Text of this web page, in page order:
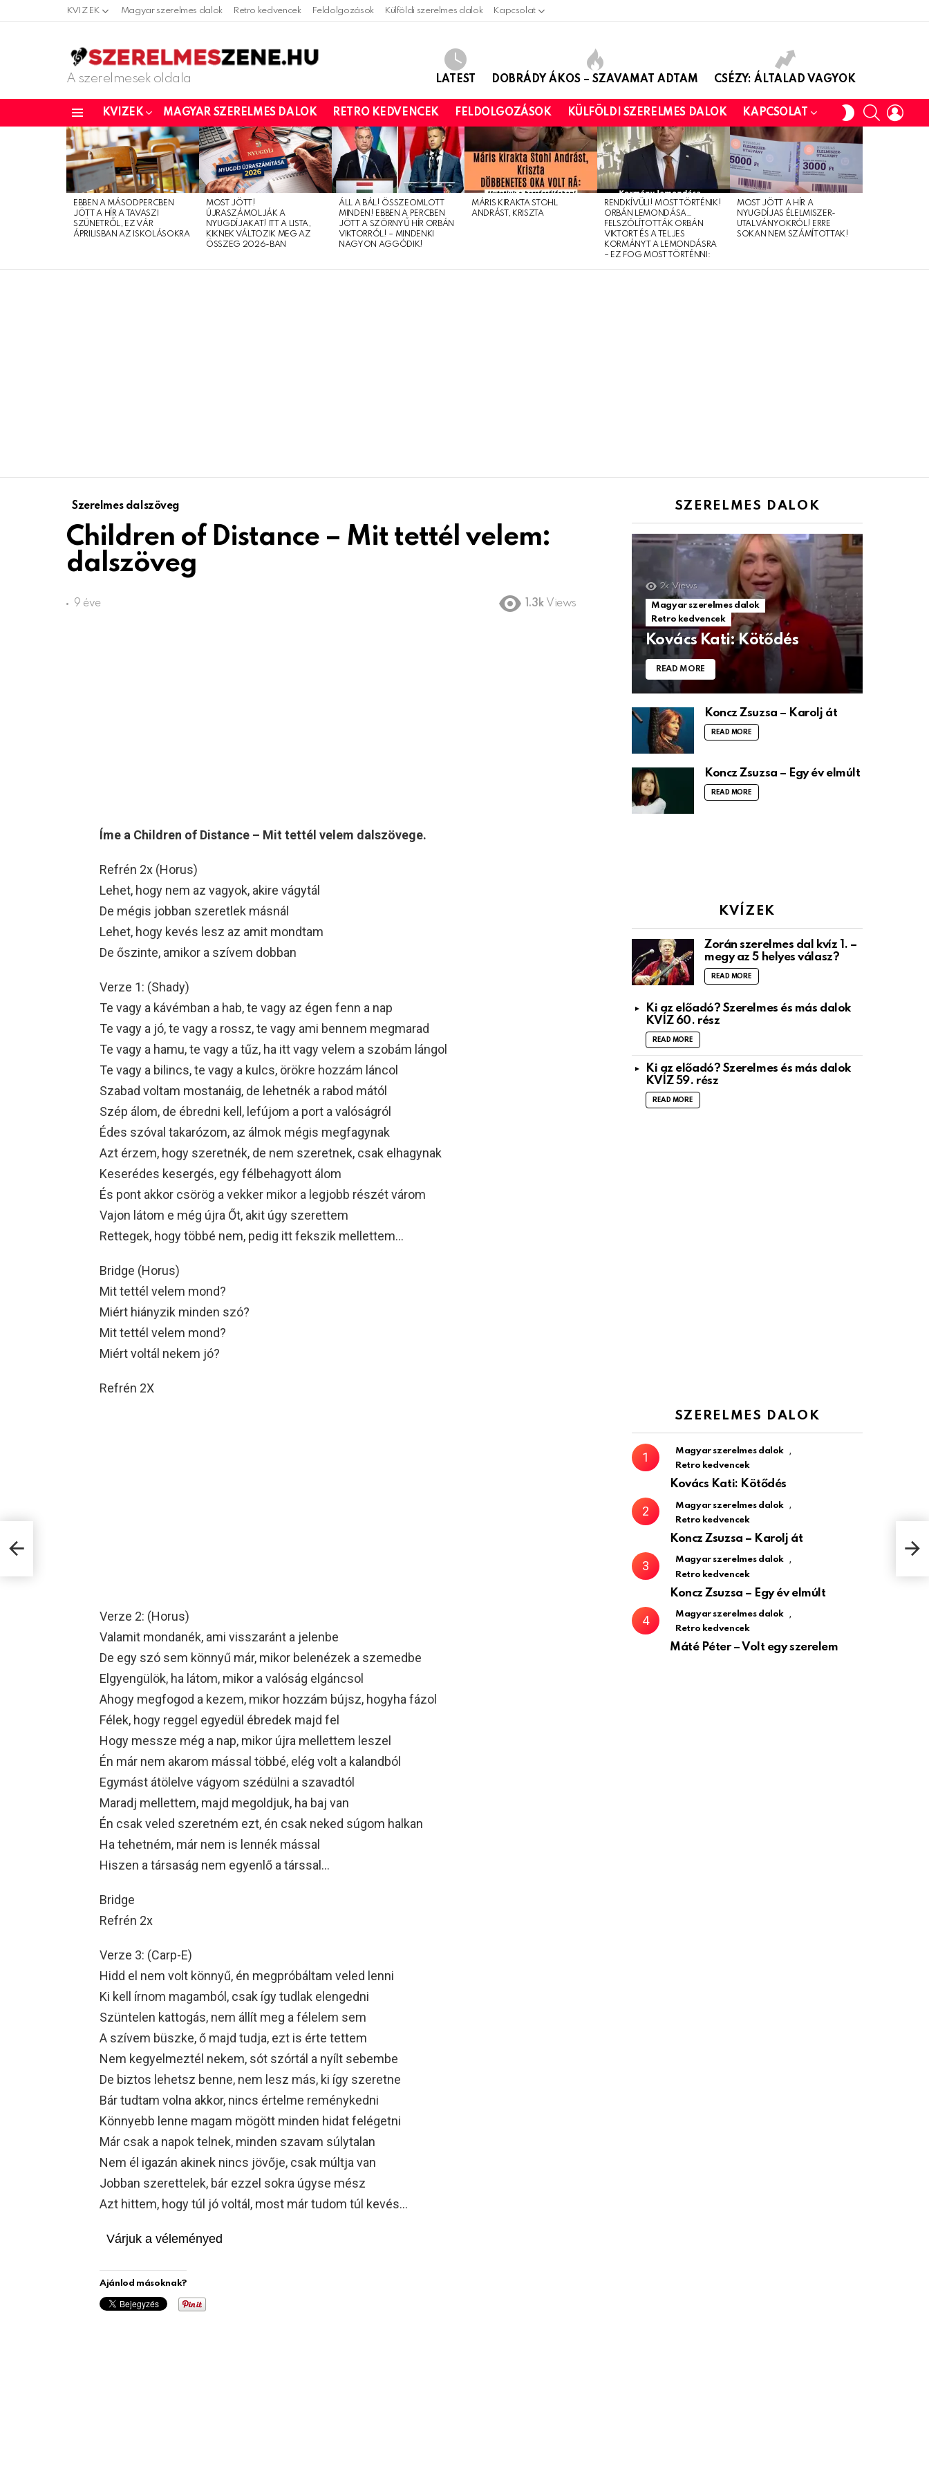
KVIZEK Magyar szerelmes dalok Retro kedvencek Feldolgozások Külföldi szerelmes dalok Kapcsolat
A szerelmesek oldala LATEST DOBRÁDY ÁKOS – SZAVAMAT ADTAM CSÉZY: ÁLTALAD VAGYOK
KVIZEK MAGYAR SZERELMES DALOK RETRO KEDVENCEK FELDOLGOZÁSOK KÜLFÖLDI SZERELMES DALOK KAPCSOLAT
SWITCH
SKIN
SEARCH
LATEST
STORIES
EBBEN A MÁSODPERCBEN
JÖTT A HÍR A TAVASZI
SZÜNETRŐL, EZ VÁR
ÁPRILISBAN AZ ISKOLÁSOKRA
MOST JÖTT!
ÚJRASZÁMOLJÁK A
NYUGDÍJAKAT! ITT A LISTA,
KIKNEK VÁLTOZIK MEG AZ
ÖSSZEG 2026-BAN
ÁLL A BÁL! ÖSSZEOMLOTT
MINDEN! EBBEN A PERCBEN
JÖTT A SZÖRNYŰ HÍR ORBÁN
VIKTORRÓL! – MINDENKI
NAGYON AGGÓDIK!
MÁRIS KIRAKTA STOHL
ANDRÁST, KRISZTA
RENDKÍVÜLI! MOST TÖRTÉNIK!
ORBÁN LEMONDÁSA…
FELSZÓLÍTOTTÁK ORBÁN
VIKTORT ÉS A TELJES
KORMÁNYT A LEMONDÁSRA
– EZ FOG MOST TÖRTÉNNI:
MOST JÖTT A HÍR A
NYUGDÍJAS ÉLELMISZER-
UTALVÁNYOKRÓL! ERRE
SOKAN NEM SZÁMÍTOTTAK!
Szerelmes dalszöveg
Children of Distance – Mit tettél velem:
dalszöveg
9 éve 1.3k Views
Íme a Children of Distance – Mit tettél velem dalszövege.
Refrén 2x (Horus)
Lehet, hogy nem az vagyok, akire vágytál
De mégis jobban szeretlek másnál
Lehet, hogy kevés lesz az amit mondtam
De őszinte, amikor a szívem dobban
Verze 1: (Shady)
Te vagy a kávémban a hab, te vagy az égen fenn a nap
Te vagy a jó, te vagy a rossz, te vagy ami bennem megmarad
Te vagy a hamu, te vagy a tűz, ha itt vagy velem a szobám lángol
Te vagy a bilincs, te vagy a kulcs, örökre hozzám láncol
Szabad voltam mostanáig, de lehetnék a rabod mától
Szép álom, de ébredni kell, lefújom a port a valóságról
Édes szóval takarózom, az álmok mégis megfagynak
Azt érzem, hogy szeretnék, de nem szeretnek, csak elhagynak
Keserédes kesergés, egy félbehagyott álom
És pont akkor csörög a vekker mikor a legjobb részét várom
Vajon látom e még újra Őt, akit úgy szerettem
Rettegek, hogy többé nem, pedig itt fekszik mellettem…
Bridge (Horus)
Mit tettél velem mond?
Miért hiányzik minden szó?
Mit tettél velem mond?
Miért voltál nekem jó?
Refrén 2X
Verze 2: (Horus)
Valamit mondanék, ami visszaránt a jelenbe
De egy szó sem könnyű már, mikor belenézek a szemedbe
Elgyengülök, ha látom, mikor a valóság elgáncsol
Ahogy megfogod a kezem, mikor hozzám bújsz, hogyha fázol
Félek, hogy reggel egyedül ébredek majd fel
Hogy messze még a nap, mikor újra mellettem leszel
Én már nem akarom mással többé, elég volt a kalandból
Egymást átölelve vágyom szédülni a szavadtól
Maradj mellettem, majd megoldjuk, ha baj van
Én csak veled szeretném ezt, én csak neked súgom halkan
Ha tehetném, már nem is lennék mással
Hiszen a társaság nem egyenlő a társsal…
Bridge
Refrén 2x
Verze 3: (Carp-E)
Hidd el nem volt könnyű, én megpróbáltam veled lenni
Ki kell írnom magamból, csak így tudlak elengedni
Szüntelen kattogás, nem állít meg a félelem sem
A szívem büszke, ő majd tudja, ezt is érte tettem
Nem kegyelmeztél nekem, sót szórtál a nyílt sebembe
De biztos lehetsz benne, nem lesz más, ki így szeretne
Bár tudtam volna akkor, nincs értelme reménykedni
Könnyebb lenne magam mögött minden hidat felégetni
Már csak a napok telnek, minden szavam súlytalan
Nem él igazán akinek nincs jövője, csak múltja van
Jobban szerettelek, bár ezzel sokra úgyse mész
Azt hittem, hogy túl jó voltál, most már tudom túl kevés…
Várjuk a véleményed
Ajánlod másoknak?
SZERELMES DALOK
2k Views
Magyar szerelmes dalok
Retro kedvencek
Kovács Kati: Kötődés
READ MORE
Koncz Zsuzsa – Karolj át
READ MORE
Koncz Zsuzsa – Egy év elmúlt
READ MORE
KVÍZEK
Zorán szerelmes dal kvíz 1. –
megy az 5 helyes válasz?
READ MORE
Ki az előadó? Szerelmes és más dalok
KVÍZ 60. rész
READ MORE
Ki az előadó? Szerelmes és más dalok
KVÍZ 59. rész
READ MORE
SZERELMES DALOK
Magyar szerelmes dalok ,
Retro kedvencek
Kovács Kati: Kötődés
Magyar szerelmes dalok ,
Retro kedvencek
Koncz Zsuzsa – Karolj át
Magyar szerelmes dalok ,
Retro kedvencek
Koncz Zsuzsa – Egy év elmúlt
Magyar szerelmes dalok ,
Retro kedvencek
Máté Péter – Volt egy szerelem